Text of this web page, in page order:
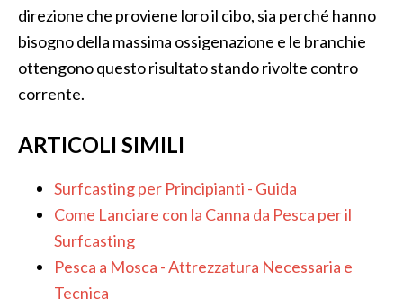
direzione che proviene loro il cibo, sia perché hanno
bisogno della massima ossigenazione e le branchie
ottengono questo risultato stando rivolte contro
corrente.
ARTICOLI SIMILI
Surfcasting per Principianti - Guida
Come Lanciare con la Canna da Pesca per il
Surfcasting
Pesca a Mosca - Attrezzatura Necessaria e
Tecnica